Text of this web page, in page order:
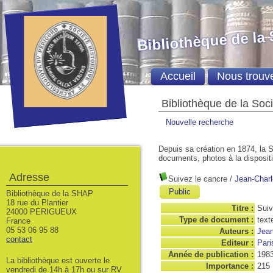
Bibliothèque de la
Nouvelle recherche
Depuis sa création en 1874, la
documents, photos à la
Suivez le cancre / Jean-
Public
Titre :
Type de document :
Auteurs :
Editeur :
Année de publication :
Importance : 215
Bibliothèque de la
Accueil Nous
Adresse
Bibliothèque de la SHAP
18 rue du Plantier
24000 PERIGUEUX
France
05 53 06 95 88
contact
La bibliothèque est ouverte le
vendredi de 14h à 17h ou sur RV